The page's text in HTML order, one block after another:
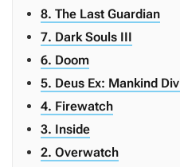
8. The Last Guardian
7. Dark Souls III
6. Doom
5. Deus Ex: Mankind
4. Firewatch
3. Inside
2. Overwatch